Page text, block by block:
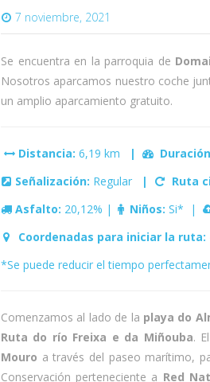
7 noviembre, 2021
Se encuentra en la parroquia de
Nosotros aparcamos nuestro coche
un amplio aparcamiento gratuito.
Distancia: 6,19 km | Duración
Señalización: Regular | Ruta
Asfalto: 20,12% | Niños: Si* |
Coordenadas para iniciar la ruta:
*Se puede reducir el tiempo
Comenzamos al lado de la playa do
Ruta do río Freixa e da Miñouba.
Mouro a través del paseo marítimo,
Conservación perteneciente a Red